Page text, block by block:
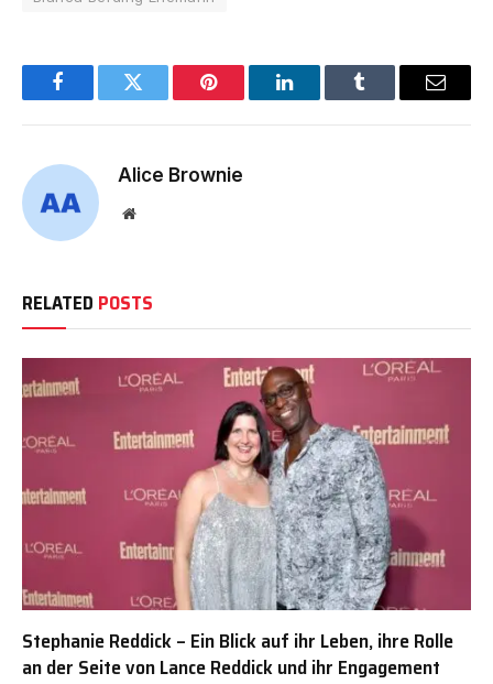
FacebookTwitter Pinterest LinkedInTumblr Email
Alice Brownie
Website
RELATED POSTS
Stephanie Reddick – Ein Blick auf ihr Leben, ihre Rolle
an der Seite von Lance Reddick und ihr Engagement